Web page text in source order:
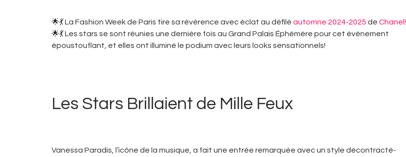
🌟💃 La Fashion Week de Paris tire sa révérence avec éclat au défilé automne 2024-2025 de Chanel!
🌟💃 Les stars se sont réunies une dernière fois au Grand Palais Éphémère pour cet événement
époustouflant, et elles ont illuminé le podium avec leurs looks sensationnels!
Les Stars Brillaient de Mille Feux
Vanessa Paradis, l’icône de la musique, a fait une entrée remarquée avec un style décontracté-